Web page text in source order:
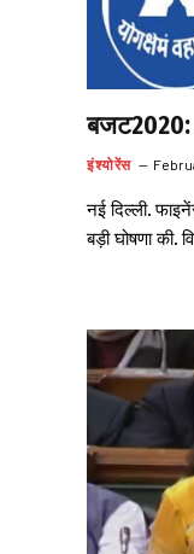
बजट2020:
इंश्योरेंस
नई दिल्ली.
बड़ी घोषणा की.